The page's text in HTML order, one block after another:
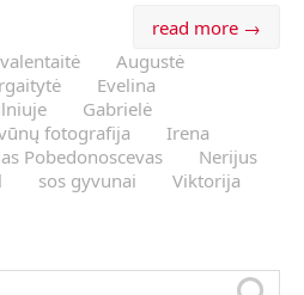
read more →
Augustė
Evelina
Gabrielė
fotografija
Irena
Pobedonoscevas
Nerijus
sos gyvunai
Viktorija